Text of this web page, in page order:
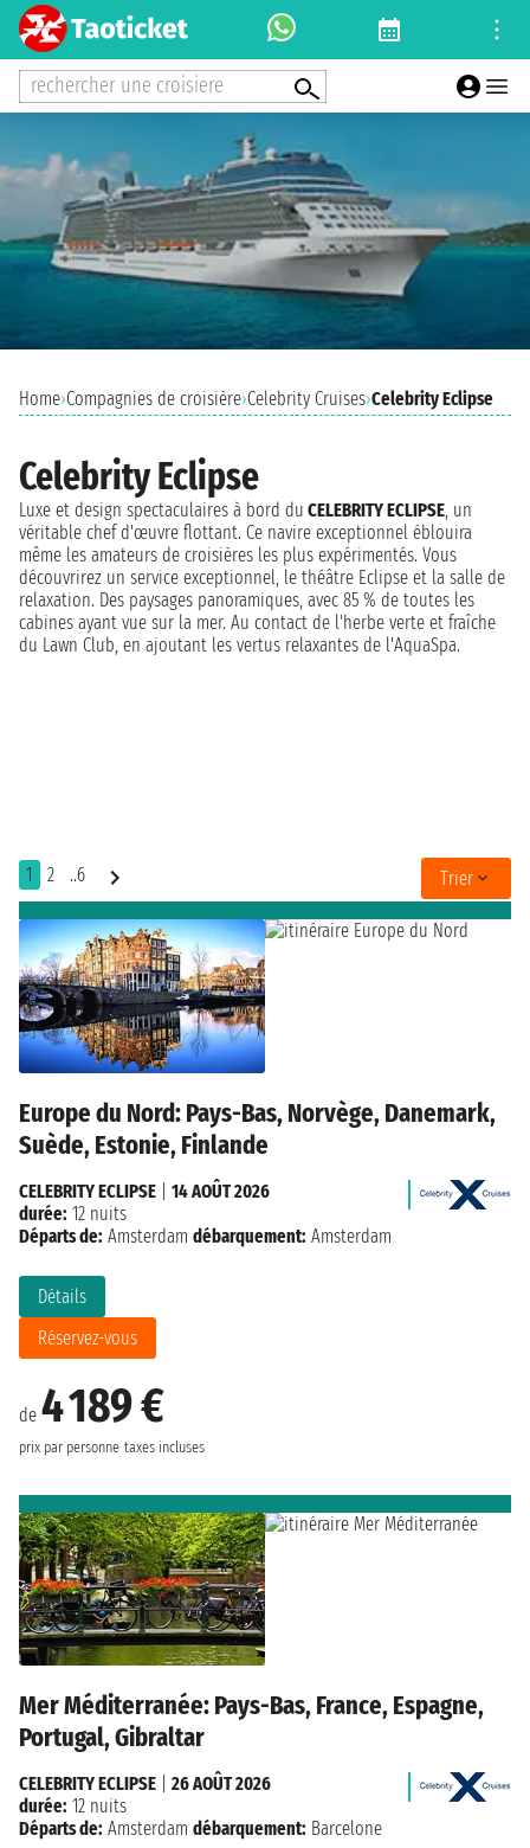
rechercher une croisiere
Home›Compagnies de croisière›Celebrity Cruises›Celebrity Eclipse
Celebrity Eclipse
Luxe et design spectaculaires à bord du CELEBRITY ECLIPSE, un
véritable chef d'œuvre flottant. Ce navire exceptionnel éblouira
même les amateurs de croisières les plus expérimentés. Vous
découvrirez un service exceptionnel, le théâtre Eclipse et la salle de
relaxation. Des paysages panoramiques, avec 85 % de toutes les
cabines ayant vue sur la mer. Au contact de l'herbe verte et fraîche
du Lawn Club, en ajoutant les vertus relaxantes de l'AquaSpa.
1 2 ..6 Trier
Europe du Nord: Pays-Bas, Norvège, Danemark,
Suède, Estonie, Finlande
de 4 189 €
prix par personne taxes incluses
Détails
Réservez-vous
CELEBRITY ECLIPSE
14 AOÛT 2026
durée: 12 nuits
Départs de: Amsterdam débarquement: Amsterdam
Mer Méditerranée: Pays-Bas, France, Espagne,
Portugal, Gibraltar
CELEBRITY ECLIPSE
26 AOÛT 2026
durée: 12 nuits
Départs de: Amsterdam débarquement: Barcelone